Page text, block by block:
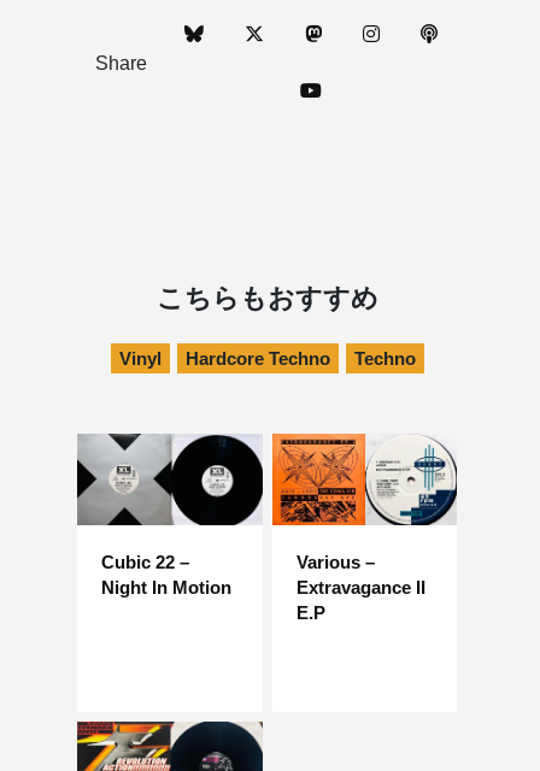
Share
こちらもおすすめ
Vinyl Hardcore Techno Techno
Cubic 22 –
Night In Motion
Various –
Extravagance II
E.P